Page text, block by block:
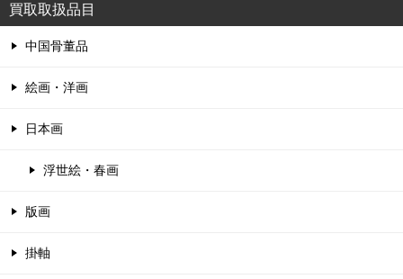
買取取扱品目
中国骨董品
絵画・洋画
日本画
浮世絵・春画
版画
掛軸